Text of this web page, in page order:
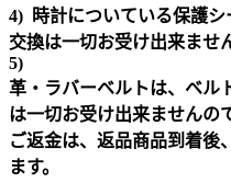
4) 時計についている保護シ
交換は一切お受け出来ませ
5)
革・ラバーベルトは、ベル
は一切お受け出来ませんの
ご返金は、返品商品到着後
ます。